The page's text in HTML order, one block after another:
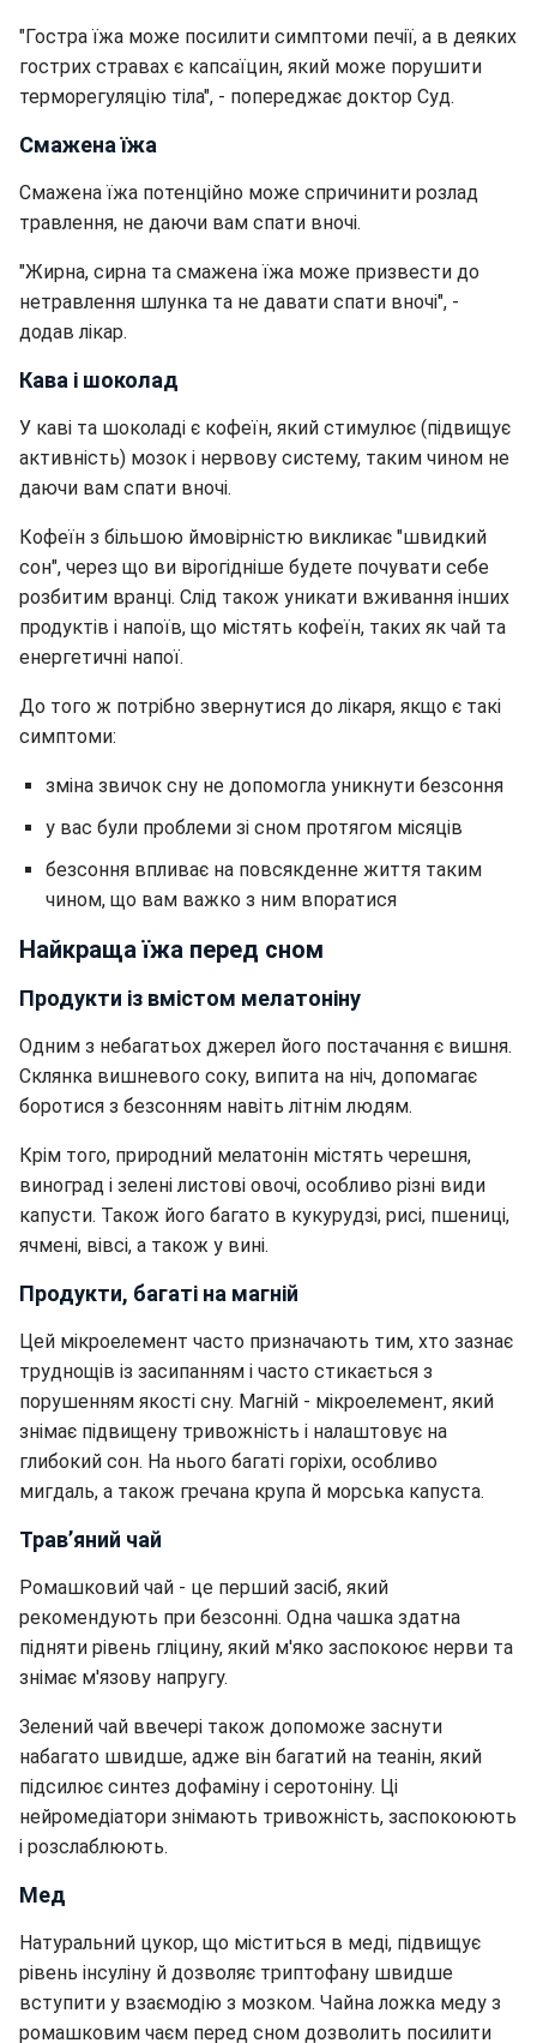
"Гостра їжа може посилити симптоми печії, а в деяких
гострих стравах є капсаїцин, який може порушити
терморегуляцію тіла", - попереджає доктор Суд.
Смажена їжа
Смажена їжа потенційно може спричинити розлад
травлення, не даючи вам спати вночі.
"Жирна, сирна та смажена їжа може призвести до
нетравлення шлунка та не давати спати вночі", -
додав лікар.
Кава і шоколад
У каві та шоколаді є кофеїн, який стимулює (підвищує
активність) мозок і нервову систему, таким чином не
даючи вам спати вночі.
Кофеїн з більшою ймовірністю викликає "швидкий
сон", через що ви вірогідніше будете почувати себе
розбитим вранці. Слід також уникати вживання інших
продуктів і напоїв, що містять кофеїн, таких як чай та
енергетичні напої.
До того ж потрібно звернутися до лікаря, якщо є такі
симптоми:
зміна звичок сну не допомогла уникнути безсоння
у вас були проблеми зі сном протягом місяців
безсоння впливає на повсякденне життя таким
чином, що вам важко з ним впоратися
Найкраща їжа перед сном
Продукти із вмістом мелатоніну
Одним з небагатьох джерел його постачання є вишня.
Склянка вишневого соку, випита на ніч, допомагає
боротися з безсонням навіть літнім людям.
Крім того, природний мелатонін містять черешня,
виноград і зелені листові овочі, особливо різні види
капусти. Також його багато в кукурудзі, рисі, пшениці,
ячмені, вівсі, а також у вині.
Продукти, багаті на магній
Цей мікроелемент часто призначають тим, хто зазнає
труднощів із засипанням і часто стикається з
порушенням якості сну. Магній - мікроелемент, який
знімає підвищену тривожність і налаштовує на
глибокий сон. На нього багаті горіхи, особливо
мигдаль, а також гречана крупа й морська капуста.
Трав’яний чай
Ромашковий чай - це перший засіб, який
рекомендують при безсонні. Одна чашка здатна
підняти рівень гліцину, який м'яко заспокоює нерви та
знімає м'язову напругу.
Зелений чай ввечері також допоможе заснути
набагато швидше, адже він багатий на теанін, який
підсилює синтез дофаміну і серотоніну. Ці
нейромедіатори знімають тривожність, заспокоюють
і розслаблюють.
Мед
Натуральний цукор, що міститься в меді, підвищує
рівень інсуліну й дозволяє триптофану швидше
вступити у взаємодію з мозком. Чайна ложка меду з
ромашковим чаєм перед сном дозволить посилити